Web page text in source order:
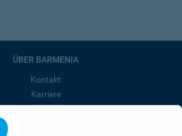
ÜBER BARMENIA
Kontakt
Karriere